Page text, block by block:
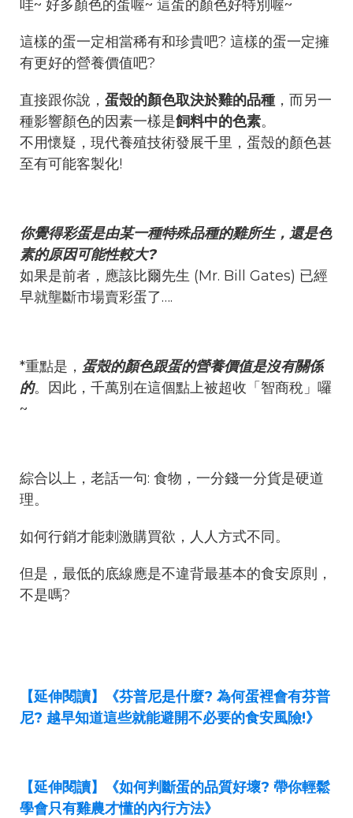
哇~ 好多顏色的蛋喔~ 這蛋的顏色好特別喔~
這樣的蛋一定相當稀有和珍貴吧? 這樣的蛋一定擁
有更好的營養價值吧?
直接跟你說， 蛋殼的顏色取決於雞的品種 ，而另一
種影響顏色的因素一樣是飼料中的色素。
不用懷疑，現代養殖技術發展千里，蛋殼的顏色甚
至有可能客製化!
你覺得彩蛋是由某一種特殊品種的雞所生，還是色
素的原因可能性較大?
如果是前者，應該比爾先生 (Mr. Bill Gates) 已經
早就壟斷市場賣彩蛋了….
*重點是， 蛋殼的顏色跟蛋的營養價值是沒有關係
的。因此，千萬別在這個點上被超收「智商稅」囉
~
綜合以上，老話一句: 食物，一分錢一分貨是硬道
理。
如何行銷才能刺激購買欲，人人方式不同。
但是，最低的底線應是不違背最基本的食安原則，
不是嗎?
【延伸閱讀】《芬普尼是什麼? 為何蛋裡會有芬普
尼? 越早知道這些就能避開不必要的食安風險!》
【延伸閱讀】《如何判斷蛋的品質好壞? 帶你輕鬆
學會只有雞農才懂的內行方法》